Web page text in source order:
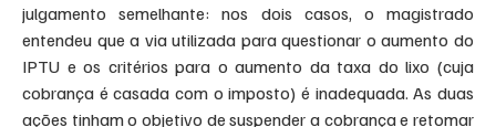
julgamento semelhante: nos dois casos, o magistrado
entendeu que a via utilizada para questionar o aumento do
IPTU e os critérios para o aumento da taxa do lixo (cuja
cobrança é casada com o imposto) é inadequada. As duas
ações tinham o objetivo de suspender a cobrança e retomar